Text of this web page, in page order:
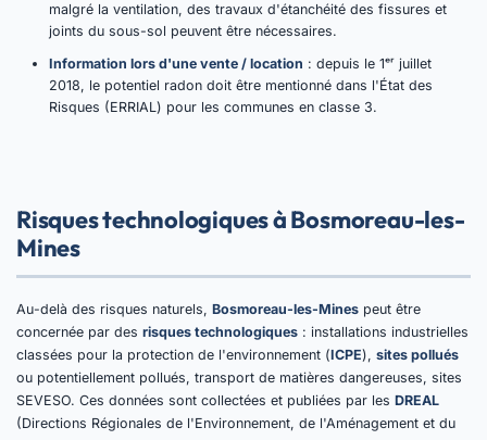
malgré la ventilation, des travaux d'étanchéité des fissures et
joints du sous-sol peuvent être nécessaires.
Information lors d'une vente / location : depuis le 1ᵉʳ juillet
2018, le potentiel radon doit être mentionné dans l'État des
Risques (ERRIAL) pour les communes en classe 3.
Risques technologiques à Bosmoreau-les-
Mines
Au-delà des risques naturels, Bosmoreau-les-Mines peut être
concernée par des risques technologiques : installations industrielles
classées pour la protection de l'environnement (ICPE), sites pollués
ou potentiellement pollués, transport de matières dangereuses, sites
SEVESO. Ces données sont collectées et publiées par les DREAL
(Directions Régionales de l'Environnement, de l'Aménagement et du